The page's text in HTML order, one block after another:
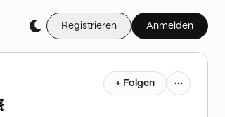
Registrieren Anmelden
+ Folgen